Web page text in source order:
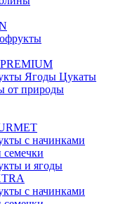
Ягоды Цукаты
от природы
с начинками
и ягоды
с начинками